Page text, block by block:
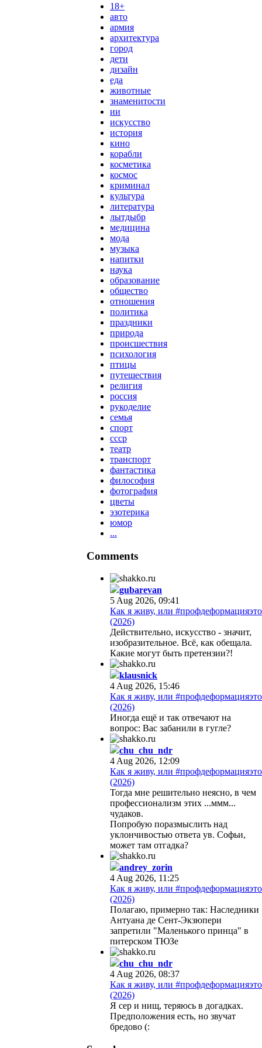
18+
авто
армия
архитектура
город
дети
дизайн
еда
животные
знаменитости
ии
искусство
история
кино
корабли
косметика
космос
криминал
культура
литература
лытдыбр
медицина
мода
музыка
напитки
наука
образование
общество
отношения
политика
праздники
природа
происшествия
психология
птицы
путешествия
религия
россия
рукоделие
семья
спорт
ссср
театр
транспорт
фантастика
философия
фотография
цветы
эзотерика
юмор
...
Comments
gubarevan
5 Aug 2026, 09:41
Как я живу, или #профдеформацияэто
(2026)
Действительно, искусство - значит,
изобразительное. Всё, как обещала.
Какие могут быть претензии?!
klausnick
4 Aug 2026, 15:46
Как я живу, или #профдеформацияэто
(2026)
Иногда ещё и так отвечают на
вопрос: Вас забанили в гугле?
chu_chu_ndr
4 Aug 2026, 12:09
Как я живу, или #профдеформацияэто
(2026)
Тогда мне решительно неясно, в чем
профессионализм этих ...ммм...
чудаков.
Попробую поразмыслить над
уклончивостью ответа ув. Софьи,
может там отгадка?
andrey_zorin
4 Aug 2026, 11:25
Как я живу, или #профдеформацияэто
(2026)
Полагаю, примерно так: Наследники
Антуана де Сент-Экзюпери
запретили "Маленького принца" в
питерском ТЮЗе
chu_chu_ndr
4 Aug 2026, 08:37
Как я живу, или #профдеформацияэто
(2026)
Я сер и нищ, теряюсь в догадках.
Предположения есть, но звучат
бредово (: